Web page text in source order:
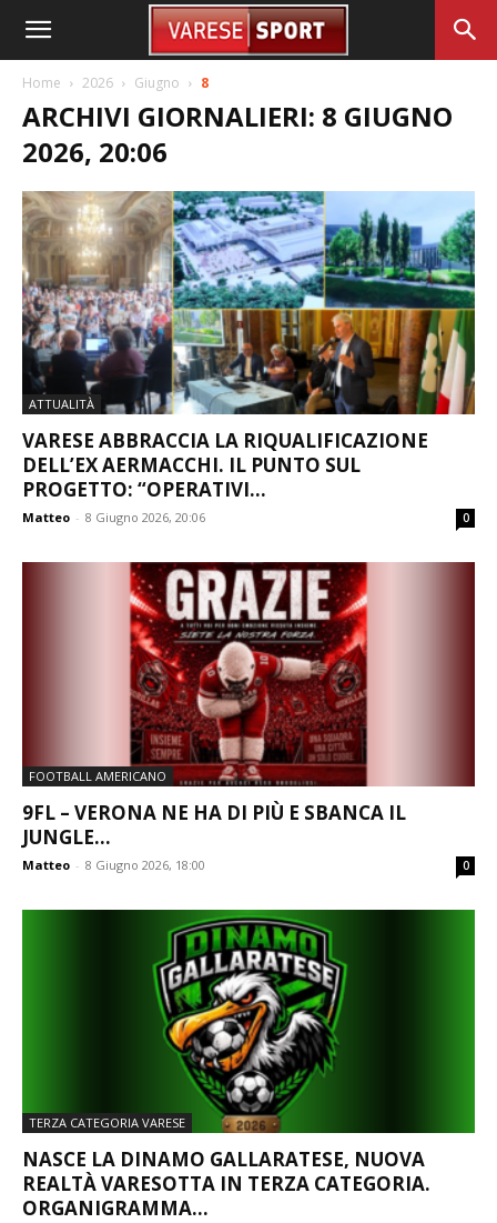
Home 2026 Giugno 8
ARCHIVI GIORNALIERI: 8 GIUGNO
2026, 20:06
ATTUALITÀ
VARESE ABBRACCIA LA RIQUALIFICAZIONE
DELL’EX AERMACCHI. IL PUNTO SUL
PROGETTO: “OPERATIVI...
Matteo - 8 Giugno 2026, 20:06 0
FOOTBALL AMERICANO
9FL – VERONA NE HA DI PIÙ E SBANCA IL
JUNGLE...
Matteo - 8 Giugno 2026, 18:00 0
TERZA CATEGORIA VARESE
NASCE LA DINAMO GALLARATESE, NUOVA
REALTÀ VARESOTTA IN TERZA CATEGORIA.
ORGANIGRAMMA...